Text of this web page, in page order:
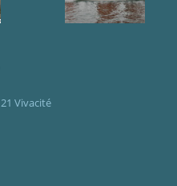
21 Vivacité